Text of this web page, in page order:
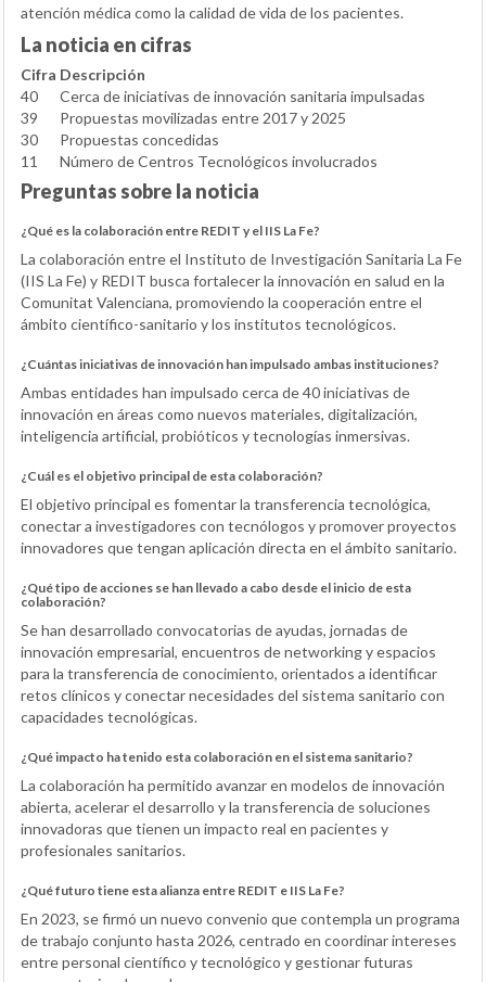
atención médica como la calidad de vida de los pacientes.
La noticia en cifras
Cifra Descripción
40
Cerca de iniciativas de innovación sanitaria impulsadas
39
Propuestas movilizadas entre 2017 y 2025
30
Propuestas concedidas
11
Número de Centros Tecnológicos involucrados
Preguntas sobre la noticia
¿Qué es la colaboración entre REDIT y el IIS La Fe?
La colaboración entre el Instituto de Investigación Sanitaria La Fe
(IIS La Fe) y REDIT busca fortalecer la innovación en salud en la
Comunitat Valenciana, promoviendo la cooperación entre el
ámbito científico-sanitario y los institutos tecnológicos.
¿Cuántas iniciativas de innovación han impulsado ambas instituciones?
Ambas entidades han impulsado cerca de 40 iniciativas de
innovación en áreas como nuevos materiales, digitalización,
inteligencia artificial, probióticos y tecnologías inmersivas.
¿Cuál es el objetivo principal de esta colaboración?
El objetivo principal es fomentar la transferencia tecnológica,
conectar a investigadores con tecnólogos y promover proyectos
innovadores que tengan aplicación directa en el ámbito sanitario.
¿Qué tipo de acciones se han llevado a cabo desde el inicio de esta
colaboración?
Se han desarrollado convocatorias de ayudas, jornadas de
innovación empresarial, encuentros de networking y espacios
para la transferencia de conocimiento, orientados a identificar
retos clínicos y conectar necesidades del sistema sanitario con
capacidades tecnológicas.
¿Qué impacto ha tenido esta colaboración en el sistema sanitario?
La colaboración ha permitido avanzar en modelos de innovación
abierta, acelerar el desarrollo y la transferencia de soluciones
innovadoras que tienen un impacto real en pacientes y
profesionales sanitarios.
¿Qué futuro tiene esta alianza entre REDIT e IIS La Fe?
En 2023, se firmó un nuevo convenio que contempla un programa
de trabajo conjunto hasta 2026, centrado en coordinar intereses
entre personal científico y tecnológico y gestionar futuras